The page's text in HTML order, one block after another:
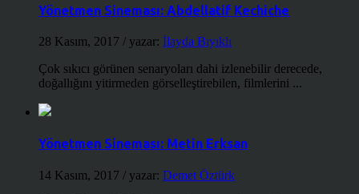
Yönetmen Sineması: Abdellatif Kechiche
28 Kasım, 2017 / yazar: İlayda Bıyıklı
Çok sıkıcı görünen senaryoları dahi izlenebilir derecede,
doğallığını yitirmeden görselleştirebilen, filmlerini ...
Yönetmen Sineması: Metin Erksan
14 Kasım, 2017 / yazar: Demet Öztürk